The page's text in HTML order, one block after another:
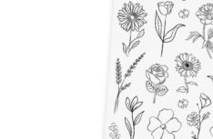
do